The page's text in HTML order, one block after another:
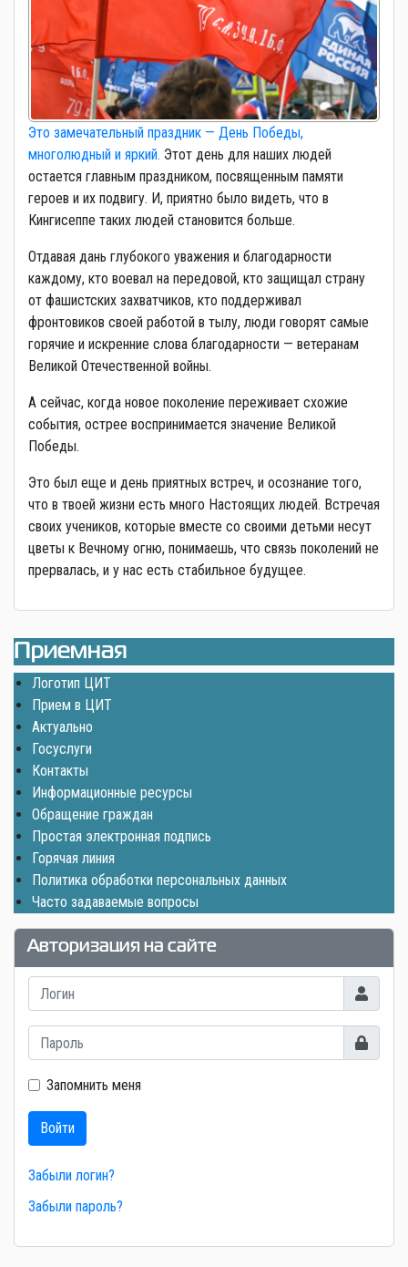
Это замечательный праздник — День Победы,
многолюдный и яркий. Этот день для наших людей
остается главным праздником, посвященным памяти
героев и их подвигу. И, приятно было видеть, что в
Кингисеппе таких людей становится больше.
Отдавая дань глубокого уважения и благодарности
каждому, кто воевал на передовой, кто защищал страну
от фашистских захватчиков, кто поддерживал
фронтовиков своей работой в тылу, люди говорят самые
горячие и искренние слова благодарности — ветеранам
Великой Отечественной войны.
А сейчас, когда новое поколение переживает схожие
события, острее воспринимается значение Великой
Победы.
Это был еще и день приятных встреч, и осознание того,
что в твоей жизни есть много Настоящих людей. Встречая
своих учеников, которые вместе со своими детьми несут
цветы к Вечному огню, понимаешь, что связь поколений не
прервалась, и у нас есть стабильное будущее.
Приемная
Логотип ЦИТ
Прием в ЦИТ
Актуально
Госуслуги
Контакты
Информационные ресурсы
Обращение граждан
Простая электронная подпись
Горячая линия
Политика обработки персональных данных
Часто задаваемые вопросы
Авторизация на сайте
Логин
Показать
Запомнить меня
Войти
Забыли логин?
Забыли пароль?